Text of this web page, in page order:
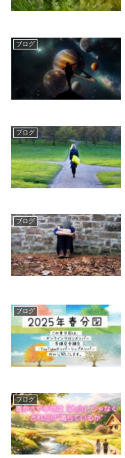
ブログ
ブログ
ブログ
ブログ
ブログ